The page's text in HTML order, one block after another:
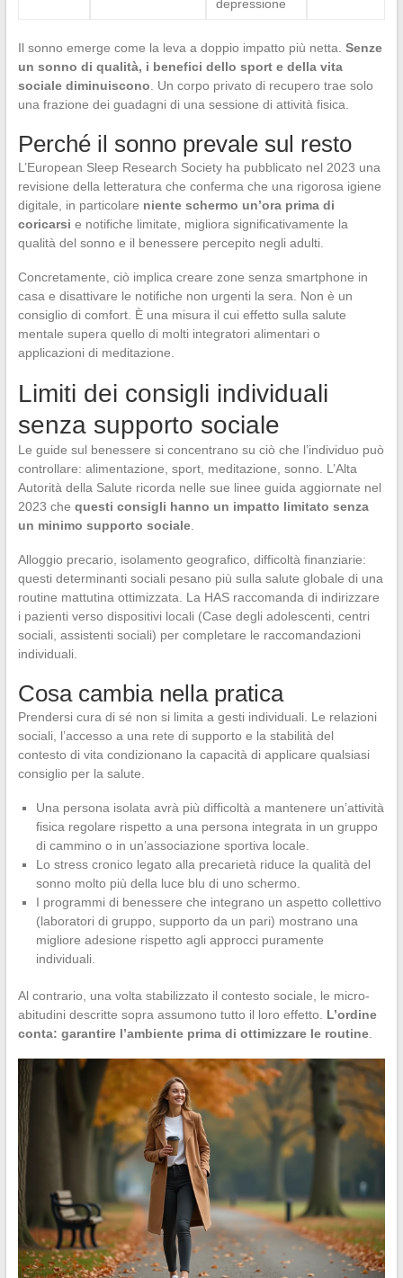
depressione
Il sonno emerge come la leva a doppio impatto più netta. Senze
un sonno di qualità, i benefici dello sport e della vita
sociale diminuiscono . Un corpo privato di recupero trae solo
una frazione dei guadagni di una sessione di attività fisica.
Perché il sonno prevale sul resto
L’European Sleep Research Society ha pubblicato nel 2023 una
revisione della letteratura che conferma che una rigorosa igiene
digitale, in particolare niente schermo un’ora prima di
coricarsi e notifiche limitate, migliora significativamente la
qualità del sonno e il benessere percepito negli adulti.
Concretamente, ciò implica creare zone senza smartphone in
casa e disattivare le notifiche non urgenti la sera. Non è un
consiglio di comfort. È una misura il cui effetto sulla salute
mentale supera quello di molti integratori alimentari o
applicazioni di meditazione.
Limiti dei consigli individuali
senza supporto sociale
Le guide sul benessere si concentrano su ciò che l’individuo può
controllare: alimentazione, sport, meditazione, sonno. L’Alta
Autorità della Salute ricorda nelle sue linee guida aggiornate nel
2023 che questi consigli hanno un impatto limitato senza
un minimo supporto sociale.
Alloggio precario, isolamento geografico, difficoltà finanziarie:
questi determinanti sociali pesano più sulla salute globale di una
routine mattutina ottimizzata. La HAS raccomanda di indirizzare
i pazienti verso dispositivi locali (Case degli adolescenti, centri
sociali, assistenti sociali) per completare le raccomandazioni
individuali.
Cosa cambia nella pratica
Prendersi cura di sé non si limita a gesti individuali. Le relazioni
sociali, l’accesso a una rete di supporto e la stabilità del
contesto di vita condizionano la capacità di applicare qualsiasi
consiglio per la salute.
Una persona isolata avrà più difficoltà a mantenere un’attività
fisica regolare rispetto a una persona integrata in un gruppo
di cammino o in un’associazione sportiva locale.
Lo stress cronico legato alla precarietà riduce la qualità del
sonno molto più della luce blu di uno schermo.
I programmi di benessere che integrano un aspetto collettivo
(laboratori di gruppo, supporto da un pari) mostrano una
migliore adesione rispetto agli approcci puramente
individuali.
Al contrario, una volta stabilizzato il contesto sociale, le micro-
abitudini descritte sopra assumono tutto il loro effetto. L’ordine
conta: garantire l’ambiente prima di ottimizzare le routine.